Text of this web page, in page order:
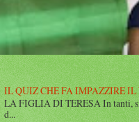
IL QUIZ CHE FA IMPAZZIRE IL
LA FIGLIA DI TERESA In tanti, si
d...